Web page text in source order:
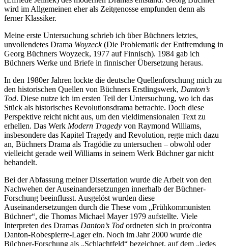
wird im Allgemeinen eher als Zeitgenosse empfunden denn als
ferner Klassiker.
Meine erste Untersuchung schrieb ich über Büchners letztes,
unvollendetes Drama Woyzeck(Die Problematik der Entfremdung in
Georg Büchners Woyzeck, 1977 auf Finnisch). 1984 gab ich
Büchners Werke und Briefe in finnischer Übersetzung heraus.
In den 1980er Jahren lockte die deutsche Quellenforschung mich zu
den historischen Quellen von Büchners Erstlingswerk, Danton’s
Tod. Diese nutze ich im ersten Teil der Untersuchung, wo ich das
Stück als historisches Revolutionsdrama betrachte. Doch diese
Perspektive reicht nicht aus, um den vieldimensionalen Text zu
erhellen. Das Werk Modern Tragedy von Raymond Williams,
insbesondere das Kapitel Tragedy and Revolution, regte mich dazu
an, Büchners Drama als Tragödie zu untersuchen – obwohl oder
vielleicht gerade weil Williams in seinem Werk Büchner gar nicht
behandelt.
Bei der Abfassung meiner Dissertation wurde die Arbeit von den
Nachwehen der Auseinandersetzungen innerhalb der Büchner-
Forschung beeinflusst. Ausgelöst wurden diese
Auseinandersetzungen durch die These vom „Frühkommunisten
Büchner“, die Thomas Michael Mayer 1979 aufstellte. Viele
Interpreten des Dramas Danton’s Tod ordneten sich in pro/contra
Danton-Robespierre-Lager ein. Noch im Jahr 2000 wurde die
Büchner-Forschung als „Schlachtfeld“ bezeichnet, auf dem „jedes